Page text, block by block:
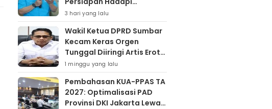
Verifikasi KPU Untuk Pemilu
2029
3 hari yang lalu
Wakil Ketua DPRD Sumbar
Kecam Keras Orgen
Tunggal Diiringi Artis Erotis
Di Kuranji
1 minggu yang lalu
Pembahasan KUA-PPAS TA
2027: Optimalisasi PAD
Provinsi DKI Jakarta Lewat